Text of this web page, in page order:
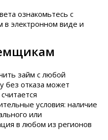
ознакомьтесь с
в электронном виде и
займ с любой
без отказа может
условия: наличие
или
в любом из регионов